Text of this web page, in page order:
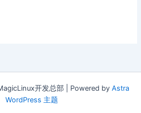
开发总部 | Powered by Astra
WordPress 主题